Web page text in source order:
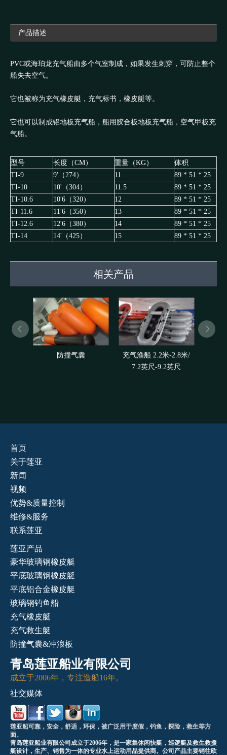
产品描述
PVC或海珀龙充气船由多个气室制成，如果发生刺穿，可防止整个
船失去空气。
它也被称为充气橡皮艇，充气标书，橡皮艇等。
它也可以制成铝地板充气船，船用胶合板地板充气船，空气甲板充
气船。
型号 长度（CM） 重量（KG）
体积
TI-9
9'（274） 11
89 * 51 * 25
TI-10
10'（304） 11.5
89 * 51 * 25
TI-10.6
10'6（320） 12
89 * 51 * 25
TI-11.6
11'6（350） 13
89 * 51 * 25
TI-12.6
12'6（380） 14
89 * 51 * 25
TI-14
14'（425） 15 89 * 51 * 25
相关产品
防撞气囊
充气渔船 2.2米-2.8米/
7.2英尺-9.2英尺
首页
关于莲亚
新闻
视频
优势&质量控制
维修&服务
联系莲亚
莲亚产品
豪华玻璃钢橡皮艇
平底玻璃钢橡皮艇
平底铝合金橡皮艇
玻璃钢钓鱼船
充气橡皮艇
充气救生艇
防撞气囊&冲浪板
青岛莲亚船业有限公司
成立于2006年，专注造船16年。
社交媒体
莲亚船可靠，安全，舒适，环保，被广泛用于度假，钓鱼，探险，救生等方
面。
青岛莲亚船业有限公司成立于2006年，是一家集休闲快艇，巡逻艇及救生救援
艇设计，生产、销售为一体的专业水上运动用品提供商。公司产品主要销往欧